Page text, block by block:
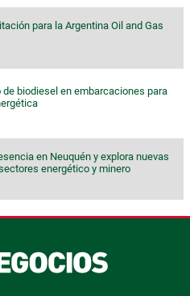
para la Argentina Oil and Gas
biodiesel en embarcaciones para
en Neuquén y explora nuevas
energético y minero